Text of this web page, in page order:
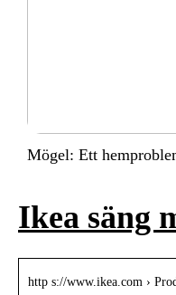
Mögel: Ett
Ikea säng
http s://www.ikea.com ›